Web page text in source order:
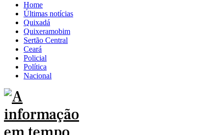
Home
Últimas notícias
Quixadá
Quixeramobim
Sertão Central
Ceará
Policial
Política
Nacional